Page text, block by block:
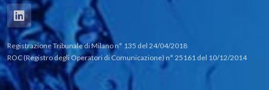
Registrazione Tribunale di Milano n° 135 del 24/04/2018
ROC (Registro degli Operatori di Comunicazione) n° 25161 del 10/12/2014